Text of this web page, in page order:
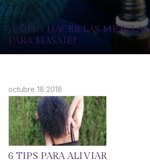
¿CÓMO HACER LAS
PARA MASAJE?
octubre 18 2018
6 TIPS PARA ALIVIAR